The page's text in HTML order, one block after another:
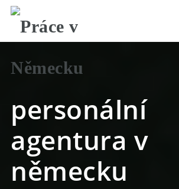
personální
agentura v
německu